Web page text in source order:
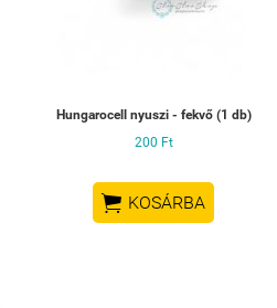
Hungarocell nyuszi - fekvő (1 db)
200 Ft
 KOSÁRBA